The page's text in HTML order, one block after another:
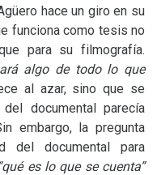
hace un giro en su
funciona como tesis no
para su filmografía.
algo de todo lo que
al azar, sino que se
documental parecía
embargo, la pregunta
del documental para
“qué es lo que se cuenta”